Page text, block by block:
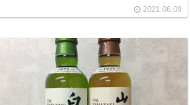
2021.06.09